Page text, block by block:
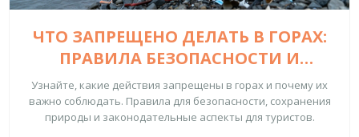
ЧТО ЗАПРЕЩЕНО ДЕЛАТЬ В ГОРАХ:
ПРАВИЛА БЕЗОПАСНОСТИ И
ЭКОЛОГИИ ДЛЯ ТУРИСТОВ
Узнайте, какие действия запрещены в горах и почему их
важно соблюдать. Правила для безопасности, сохранения
природы и законодательные аспекты для туристов.